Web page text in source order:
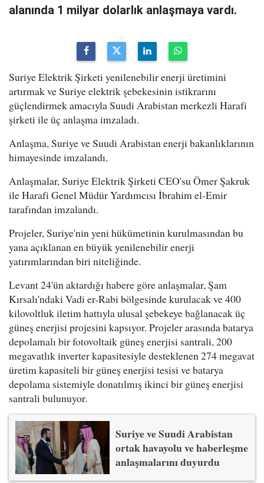
alanında 1 milyar dolarlık anlaşmaya vardı.
Suriye Elektrik Şirketi yenilenebilir enerji üretimini
artırmak ve Suriye elektrik şebekesinin istikrarını
güçlendirmek amacıyla Suudi Arabistan merkezli Harafi
şirketi ile üç anlaşma imzaladı.
Anlaşma, Suriye ve Suudi Arabistan enerji bakanlıklarının
himayesinde imzalandı.
Anlaşmalar, Suriye Elektrik Şirketi CEO'su Ömer Şakruk
ile Harafi Genel Müdür Yardımcısı İbrahim el-Emir
tarafından imzalandı.
Projeler, Suriye'nin yeni hükümetinin kurulmasından bu
yana açıklanan en büyük yenilenebilir enerji
yatırımlarından biri niteliğinde.
Levant 24'ün aktardığı habere göre anlaşmalar, Şam
Kırsalı'ndaki Vadi er-Rabi bölgesinde kurulacak ve 400
kilovoltluk iletim hattıyla ulusal şebekeye bağlanacak üç
güneş enerjisi projesini kapsıyor. Projeler arasında batarya
depolamalı bir fotovoltaik güneş enerjisi santrali, 200
megavatlık inverter kapasitesiyle desteklenen 274 megavat
üretim kapasiteli bir güneş enerjisi tesisi ve batarya
depolama sistemiyle donatılmış ikinci bir güneş enerjisi
santrali bulunuyor.
Suriye ve Suudi Arabistan
ortak havayolu ve haberleşme
anlaşmalarını duyurdu